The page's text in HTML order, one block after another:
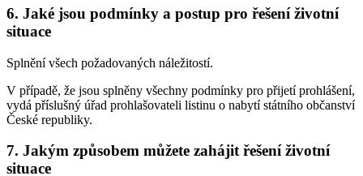
6. Jaké jsou podmínky a postup pro řešení životní
situace
Splnění všech požadovaných náležitostí.
V případě, že jsou splněny všechny podmínky pro přijetí prohlášení,
vydá příslušný úřad prohlašovateli listinu o nabytí státního občanství
České republiky.
7. Jakým způsobem můžete zahájit řešení životní
situace